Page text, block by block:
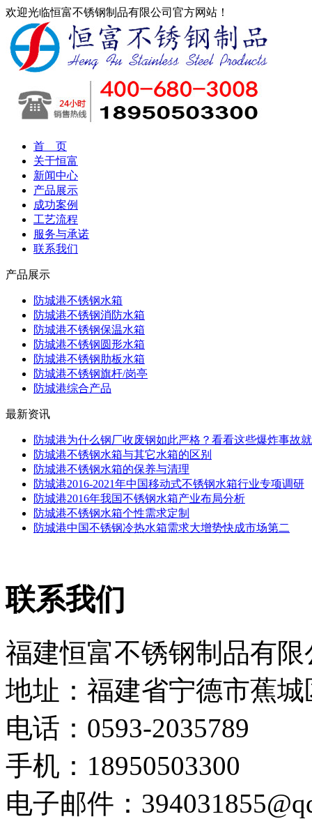
欢迎光临恒富不锈钢制品有限公司官方网站！
首 页
关于恒富
新闻中心
产品展示
成功案例
工艺流程
服务与承诺
联系我们
产品展示
防城港不锈钢水箱
防城港不锈钢消防水箱
防城港不锈钢保温水箱
防城港不锈钢圆形水箱
防城港不锈钢肋板水箱
防城港不锈钢旗杆/岗亭
防城港综合产品
最新资讯
防城港为什么钢厂收废钢如此严格？看看这些爆炸事故
防城港不锈钢水箱与其它水箱的区别
防城港不锈钢水箱的保养与清理
防城港2016-2021年中国移动式不锈钢水箱行业专项调研
防城港2016年我国不锈钢水箱产业布局分析
防城港不锈钢水箱个性需求定制
防城港中国不锈钢冷热水箱需求大增势快成市场第二
联系我们
福建恒富不锈钢制品有限
地址：福建省宁德市蕉城
电话：0593-2035789
手机：18950503300
电子邮件：